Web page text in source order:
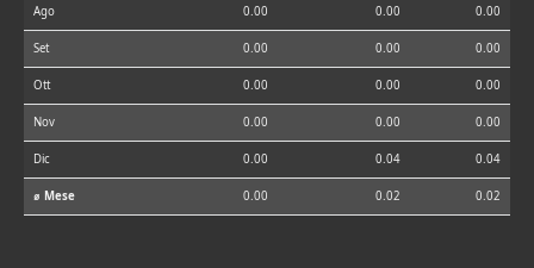
Ago 0.00 0.00 0.00
Set 0.00 0.00 0.00
Ott 0.00 0.00 0.00
Nov 0.00 0.00 0.00
Dic 0.00 0.04 0.04
⌀ Mese 0.00 0.02 0.02